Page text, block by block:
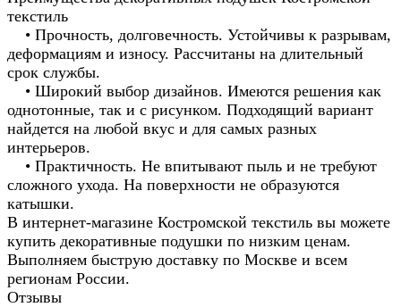
текстиль
• Прочность, долговечность. Устойчивы к разрывам,
деформациям и износу. Рассчитаны на длительный
срок службы.
• Широкий выбор дизайнов. Имеются решения как
однотонные, так и с рисунком. Подходящий вариант
найдется на любой вкус и для самых разных
интерьеров.
• Практичность. Не впитывают пыль и не требуют
сложного ухода. На поверхности не образуются
катышки.
В интернет-магазине Костромской текстиль вы можете
купить декоративные подушки по низким ценам.
Выполняем быструю доставку по Москве и всем
регионам России.
Отзывы